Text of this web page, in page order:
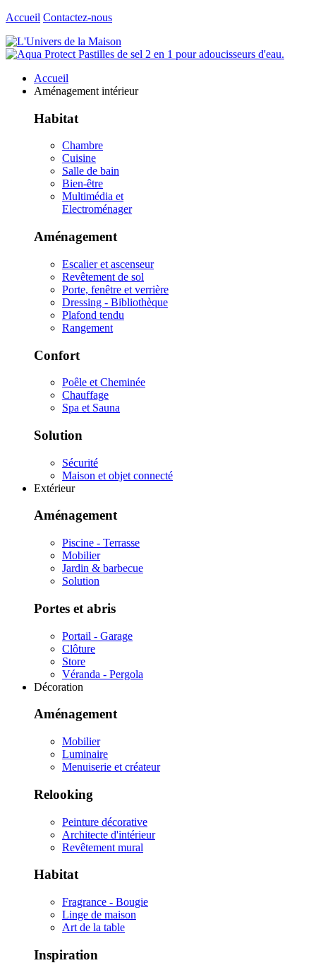
Accueil Contactez-nous
Accueil
Aménagement intérieur
Habitat
Chambre
Cuisine
Salle de bain
Bien-être
Multimédia et
Electroménager
Aménagement
Escalier et ascenseur
Revêtement de sol
Porte, fenêtre et verrière
Dressing - Bibliothèque
Plafond tendu
Rangement
Confort
Poêle et Cheminée
Chauffage
Spa et Sauna
Solution
Sécurité
Maison et objet connecté
Extérieur
Aménagement
Piscine - Terrasse
Mobilier
Jardin & barbecue
Solution
Portes et abris
Portail - Garage
Clôture
Store
Véranda - Pergola
Décoration
Aménagement
Mobilier
Luminaire
Menuiserie et créateur
Relooking
Peinture décorative
Architecte d'intérieur
Revêtement mural
Habitat
Fragrance - Bougie
Linge de maison
Art de la table
Inspiration